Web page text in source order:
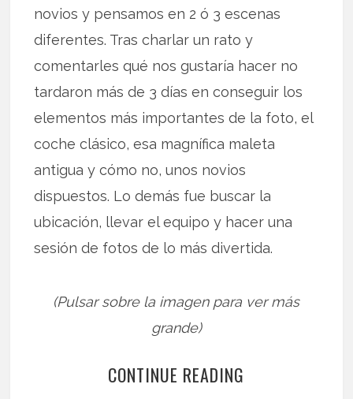
novios y pensamos en 2 ó 3 escenas
diferentes. Tras charlar un rato y
comentarles qué nos gustaría hacer no
tardaron más de 3 días en conseguir los
elementos más importantes de la foto, el
coche clásico, esa magnífica maleta
antigua y cómo no, unos novios
dispuestos. Lo demás fue buscar la
ubicación, llevar el equipo y hacer una
sesión de fotos de lo más divertida.
(Pulsar sobre la imagen para ver más
grande)
CONTINUE READING